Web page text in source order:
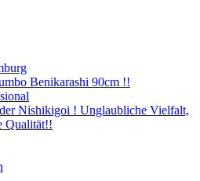
Benikarashi 90cm !!
Nishikigoi ! Unglaubliche Vielfalt,
Qualität!!